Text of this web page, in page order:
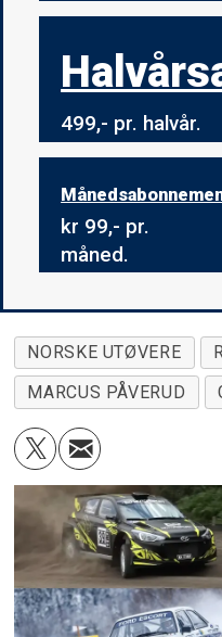
499,- pr. halvår.
kr 99,- pr.
måned.
NORSKE UTØVERE
MARCUS PÅVERUD